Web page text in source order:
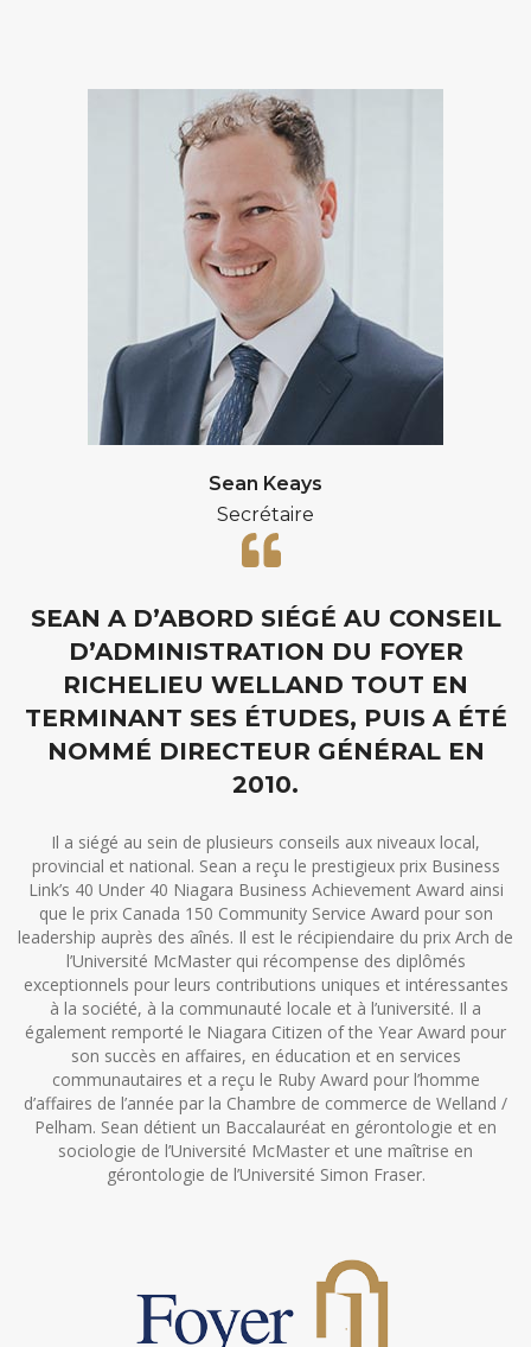
Sean Keays
Secrétaire
SEAN A D’ABORD SIÉGÉ AU CONSEIL
D’ADMINISTRATION DU FOYER
RICHELIEU WELLAND TOUT EN
TERMINANT SES ÉTUDES, PUIS A ÉTÉ
NOMMÉ DIRECTEUR GÉNÉRAL EN
2010.
Il a siégé au sein de plusieurs conseils aux niveaux local,
provincial et national. Sean a reçu le prestigieux prix Business
Link’s 40 Under 40 Niagara Business Achievement Award ainsi
que le prix Canada 150 Community Service Award pour son
leadership auprès des aînés. Il est le récipiendaire du prix Arch de
l’Université McMaster qui récompense des diplômés
exceptionnels pour leurs contributions uniques et intéressantes
à la société, à la communauté locale et à l’université. Il a
également remporté le Niagara Citizen of the Year Award pour
son succès en affaires, en éducation et en services
communautaires et a reçu le Ruby Award pour l’homme
d’affaires de l’année par la Chambre de commerce de Welland /
Pelham. Sean détient un Baccalauréat en gérontologie et en
sociologie de l’Université McMaster et une maîtrise en
gérontologie de l’Université Simon Fraser.